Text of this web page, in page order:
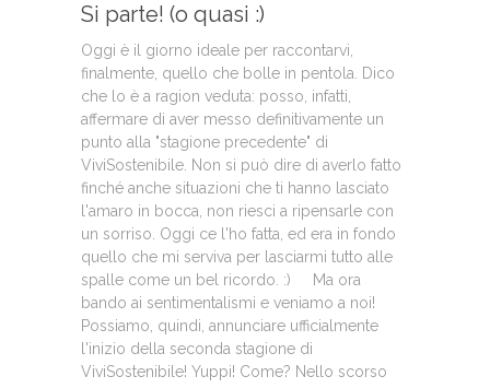
Si parte! (o quasi :)
Oggi è il giorno ideale per raccontarvi,
finalmente, quello che bolle in pentola. Dico
che lo è a ragion veduta: posso, infatti,
affermare di aver messo definitivamente un
punto alla "stagione precedente" di
ViviSostenibile. Non si può dire di averlo fatto
finché anche situazioni che ti hanno lasciato
l'amaro in bocca, non riesci a ripensarle con
un sorriso. Oggi ce l'ho fatta, ed era in fondo
quello che mi serviva per lasciarmi tutto alle
spalle come un bel ricordo. :) Ma ora
bando ai sentimentalismi e veniamo a noi!
Possiamo, quindi, annunciare ufficialmente
l'inizio della seconda stagione di
ViviSostenibile! Yuppi! Come? Nello scorso